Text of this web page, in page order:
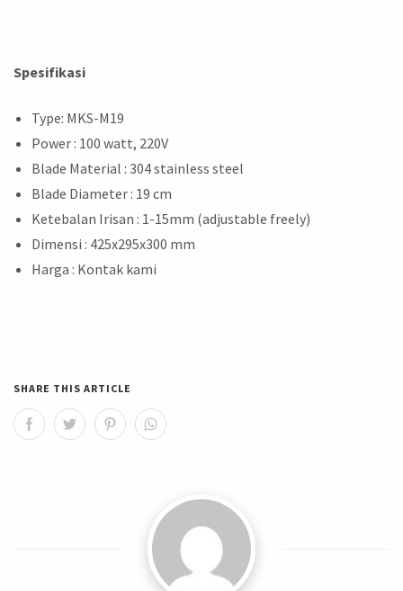
Spesifikasi
Type: MKS-M19
Power : 100 watt, 220V
Blade Material : 304 stainless steel
Blade Diameter : 19 cm
Ketebalan Irisan : 1-15mm (adjustable freely)
Dimensi : 425x295x300 mm
Harga : Kontak kami
SHARE THIS ARTICLE